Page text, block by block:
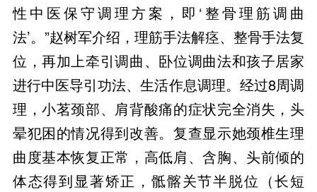
性中医保守调理方案，即‘整骨理筋调曲
法’。”赵树军介绍，理筋手法解痉、整骨手法复
位，再加上牵引调曲、卧位调曲法和孩子居家
进行中医导引功法、生活作息调理。经过8周调
理，小茗颈部、肩背酸痛的症状完全消失，头
晕犯困的情况得到改善。复查显示她颈椎生理
曲度基本恢复正常，高低肩、含胸、头前倾的
体态得到显著矫正，骶髂关节半脱位（长短